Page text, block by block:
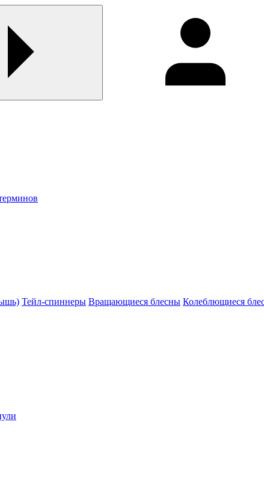
Тейл-спиннеры Вращающиеся блесны Колеблющиеся